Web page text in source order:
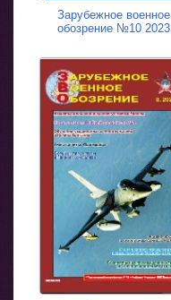
Зарубежное военное
обозрение №10 2023